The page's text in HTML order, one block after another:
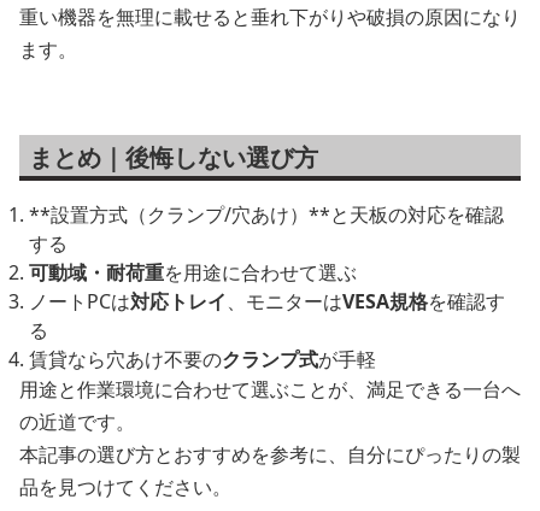
重い機器を無理に載せると垂れ下がりや破損の原因になり
ます。
まとめ｜後悔しない選び方
**設置方式（クランプ/穴あけ）**と天板の対応を確認
する
可動域・耐荷重を用途に合わせて選ぶ
ノートPCは対応トレイ、モニターはVESA規格を確認す
る
賃貸なら穴あけ不要のクランプ式が手軽
用途と作業環境に合わせて選ぶことが、満足できる一台へ
の近道です。
本記事の選び方とおすすめを参考に、自分にぴったりの製
品を見つけてください。